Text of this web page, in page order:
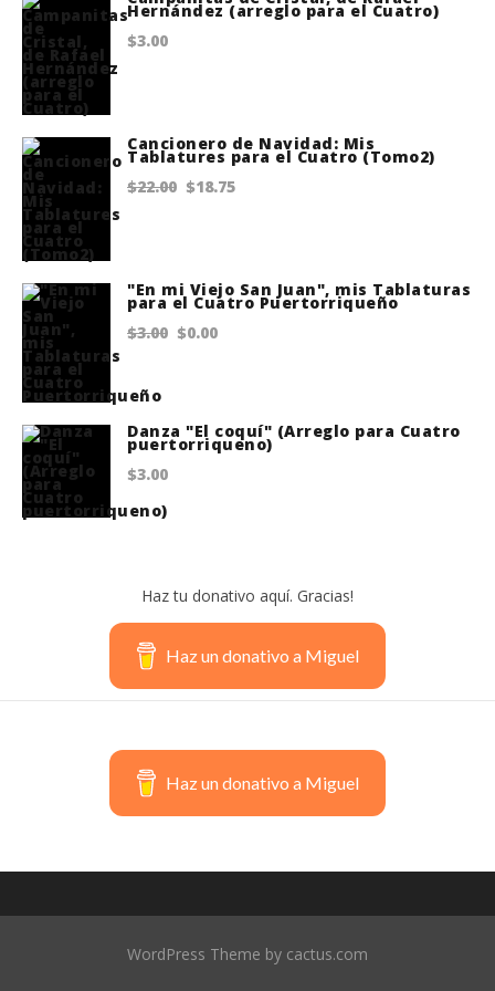
was:
is:
Hernández (arreglo para el Cuatro)
$3.00
Cancionero de Navidad: Mis
Tablatures para el Cuatro (Tomo2)
$22.00 Original
$22.00.
$18.75
$18.75.
"En mi Viejo San Juan", mis Tablaturas
para el Cuatro Puertorriqueño
$3.00 Original
$3.00.
$0.00
$0.00.
Danza "El coquí" (Arreglo para Cuatro
puertorriqueno)
$3.00
Haz tu donativo aquí. Gracias!
Haz un donativo a Miguel
Haz un donativo a Miguel
WordPress Theme by cactus.com